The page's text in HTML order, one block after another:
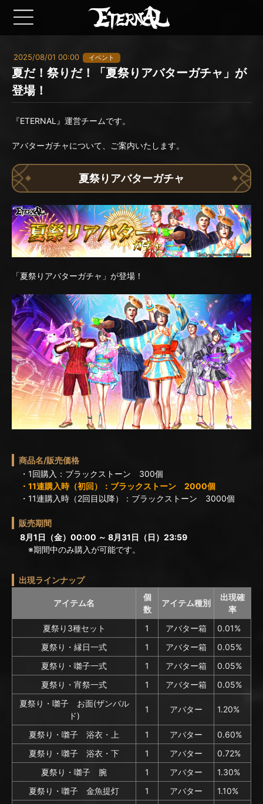
2025/08/01 00:00 イベント
夏だ！祭りだ！「夏祭りアバターガチャ」が
登場！
『ETERNAL』運営チームです。
アバターガチャについて、ご案内いたします。
夏祭りアバターガチャ
「夏祭りアバターガチャ」が登場！
商品名/販売価格
・1回購入：ブラックストーン 300個
・11連購入時（初回）：ブラックストーン 2000個
・11連購入時（2回目以降）：ブラックストーン 3000個
販売期間
8月1日（金）00:00 ～ 8月31日（日）23:59
※期間中のみ購入が可能です。
出現ラインナップ
アイテム名
個
数
アイテム種別
出現確
率
夏祭り3種セット
1 アバター箱
0.01%
夏祭り・縁日一式
1 アバター箱
0.05%
夏祭り・囃子一式
1 アバター箱
0.05%
夏祭り・宵祭一式
1 アバター箱
0.05%
夏祭り・囃子 お面(ザンバル
ド)
1 アバター 1.20%
夏祭り・囃子 浴衣・上 1 アバター
0.60%
夏祭り・囃子 浴衣・下
1 アバター
0.72%
夏祭り・囃子 腕
1 アバター
1.30%
夏祭り・囃子 金魚提灯
1 アバター
1.10%